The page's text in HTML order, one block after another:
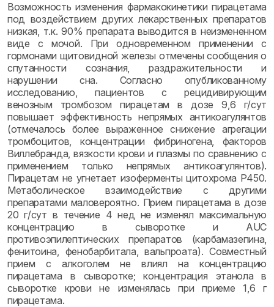
Возможность изменения фармакокинетики пирацетама
под воздействием других лекарственных препаратов
низкая, т.к. 90% препарата выводится в неизмененном
виде с мочой. При одновременном применении с
гормонами щитовидной железы отмечены сообщения о
спутанности сознания, раздражительности и
нарушении сна. Согласно опубликованному
исследованию, пациентов с рецидивирующим
венозным тромбозом пирацетам в дозе 9,6 г/сут
повышает эффективность непрямых антикоагулянтов
(отмечалось более выраженное снижение агрегации
тромбоцитов, концентрации фибриногена, факторов
Виллебранда, вязкости крови и плазмы по сравнению с
применением только непрямых антикоагулянтов).
Пирацетам не угнетает изоферменты цитохрома Р450.
Метаболическое взаимодействие с другими
препаратами маловероятно. Прием пирацетама в дозе
20 г/сут в течение 4 нед не изменял максимальную
концентрацию в сыворотке и AUC
противоэпилептических препаратов (карбамазепина,
фенитоина, фенобарбитала, вальпроата). Совместный
прием с алкоголем не влиял на концентрацию
пирацетама в сыворотке; концентрация этанола в
сыворотке крови не изменялась при приеме 1,6 г
пирацетама.